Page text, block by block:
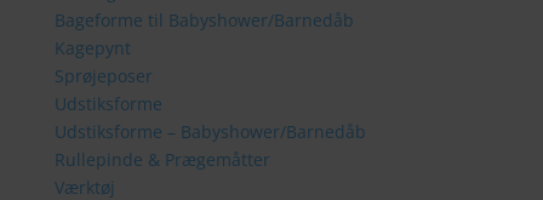
Bageforme til Babyshower/Barnedåb
Kagepynt
Sprøjeposer
Udstiksforme
Udstiksforme – Babyshower/Barnedåb
Rullepinde & Prægemåtter
Værktøj